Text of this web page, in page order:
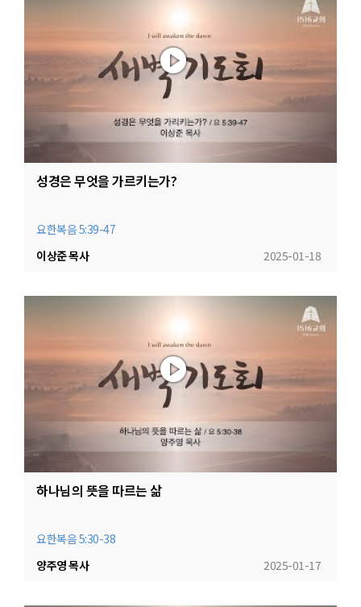
성경은 무엇을 가르키는가?
요한복음 5:39-47
2025-01-18
이상준 목사
하나님의 뜻을 따르는 삶
요한복음 5:30-38
2025-01-17
양주영 목사